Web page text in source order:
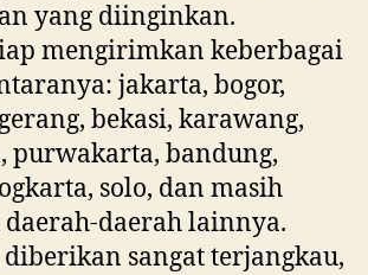
yang diinginkan.
mengirimkan keberbagai
jakarta, bogor,
bekasi, karawang,
purwakarta, bandung,
solo, dan masih
daerah lainnya.
sangat terjangkau,